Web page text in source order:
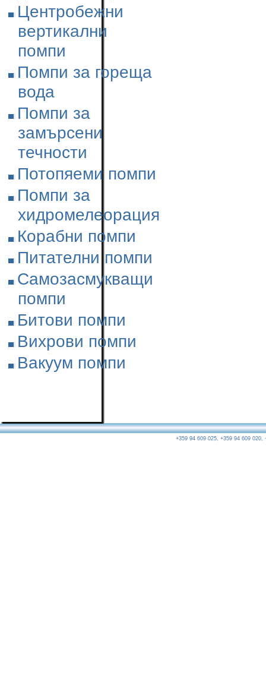
Центробежни
вертикални
помпи
Помпи за гореща
вода
Помпи за
замърсени
течности
Потопяеми помпи
Помпи за
хидромелеорация
Корабни помпи
Питателни помпи
Самозасмукващи
помпи
Битови помпи
Вихрови помпи
Вакуум помпи
+359 94 609 025, +359 94 609